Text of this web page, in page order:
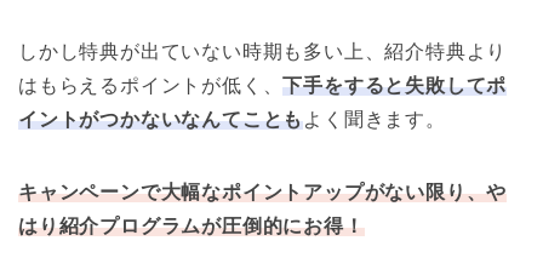
しかし特典が出ていない時期も多い上、紹介特典より
はもらえるポイントが低く、下手をすると失敗してポ
イントがつかないなんてこともよく聞きます。
キャンペーンで大幅なポイントアップがない限り、や
はり紹介プログラムが圧倒的にお得！